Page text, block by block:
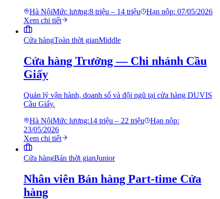
Hà NộiMức lương:8 triệu – 14 triệu Hạn nộp: 07/05/2026
Xem chi tiết
Cửa hàngToàn thời gianMiddle
Cửa hàng Trưởng — Chi nhánh Cầu
Giấy
Quản lý vận hành, doanh số và đội ngũ tại cửa hàng DUVIS
Cầu Giấy.
Hà NộiMức lương:14 triệu – 22 triệu
Hạn nộp:
23/05/2026
Xem chi tiết
Cửa hàngBán thời gianJunior
Nhân viên Bán hàng Part-time Cửa
hàng